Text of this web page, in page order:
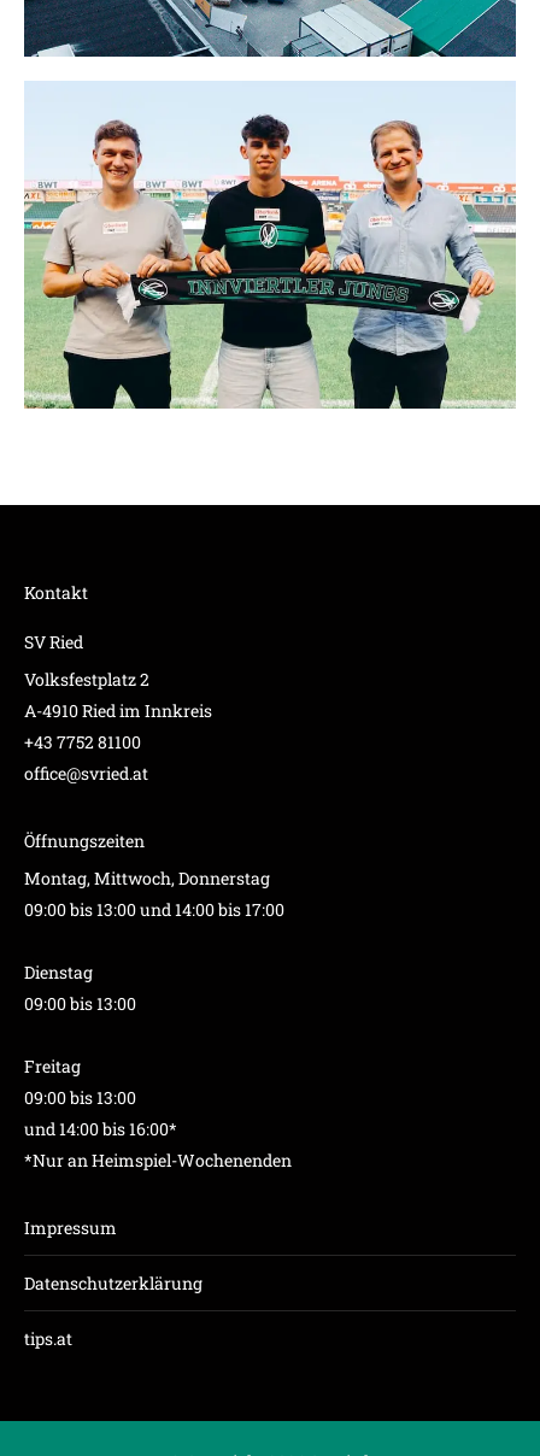
Kontakt
SV Ried
Volksfestplatz 2
A-4910 Ried im Innkreis
+43 7752 81100
office@svried.at
Öffnungszeiten
Montag, Mittwoch, Donnerstag
09:00 bis 13:00 und 14:00 bis 17:00
Dienstag
09:00 bis 13:00
Freitag
09:00 bis 13:00
und 14:00 bis 16:00*
*Nur an Heimspiel-Wochenenden
Impressum
Datenschutzerklärung
tips.at